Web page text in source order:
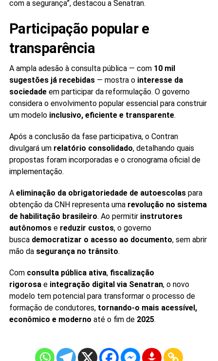
com a segurança”, destacou a Senatran.
Participação popular e
transparência
A ampla adesão à consulta pública — com 10 mil
sugestões já recebidas— mostra o interesse da
sociedadeem participar da reformulação. O governo
considera o envolvimento popular essencial para construir
um modelo inclusivo, eficiente e transparente.
Após a conclusão da fase participativa, o Contran
divulgará um relatório consolidado, detalhando quais
propostas foram incorporadas e o cronograma oficial de
implementação.
A eliminação da obrigatoriedade de autoescolaspara
obtenção da CNH representa uma revolução no sistema
de habilitação brasileiro. Ao permitir instrutores
autônomose reduzir custos, o governo
busca democratizar o acesso ao documento, sem abrir
mão da segurança no trânsito.
Com consulta pública ativa, fiscalização
rigorosae integração digital via Senatran, o novo
modelo tem potencial para transformar o processo de
formação de condutores, tornando-o mais acessível,
econômico e moderno até o fim de 2025.